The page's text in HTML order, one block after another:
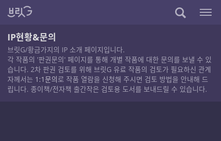
IP현황&문의
브릿G/황금가지의 IP 소개 페이지입니다.
각 작품의 '판권문의' 페이지를 통해 개별 작품에 대한 문의를 보낼 수 있
습니다. 2차 판권 검토를 위해 브릿G 유료 작품의 검토가 필요하신 관계
자께서는 1:1문의로 작품 열람을 신청해 주시면 검토 방법을 안내해 드
립니다. 종이책/전자책 출간작은 검토용 도서를 보내드릴 수 있습니다.